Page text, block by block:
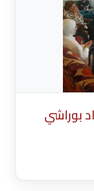
بوراشي